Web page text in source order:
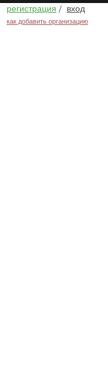
регистрация / вход
как добавить организацию